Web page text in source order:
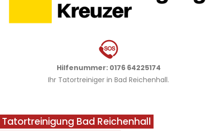
Hilfenummer: 0176 64225174
Ihr Tatortreiniger in Bad Reichenhall.
Tatortreinigung Bad Reichenhall